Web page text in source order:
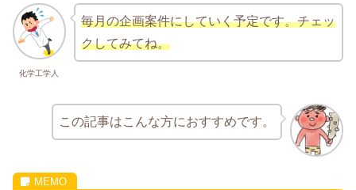
化学工学人
毎月の企画案件にしていく予定です。チェッ
クしてみてね。
この記事はこんな方におすすめです。